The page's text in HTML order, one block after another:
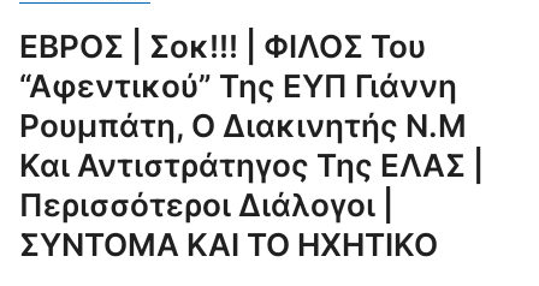
ΕΒΡΟΣ | Σοκ!!! | ΦΙΛΟΣ Του
“αφεντικού” Της ΕΥΠ Γιάννη
Ρουμπάτη, Ο Διακινητής Ν.Μ
Και Αντιστράτηγος Της ΕΛΑΣ |
Περισσότεροι Διάλογοι |
ΣΥΝΤΟΜΑ ΚΑΙ ΤΟ ΗΧΗΤΙΚΟ